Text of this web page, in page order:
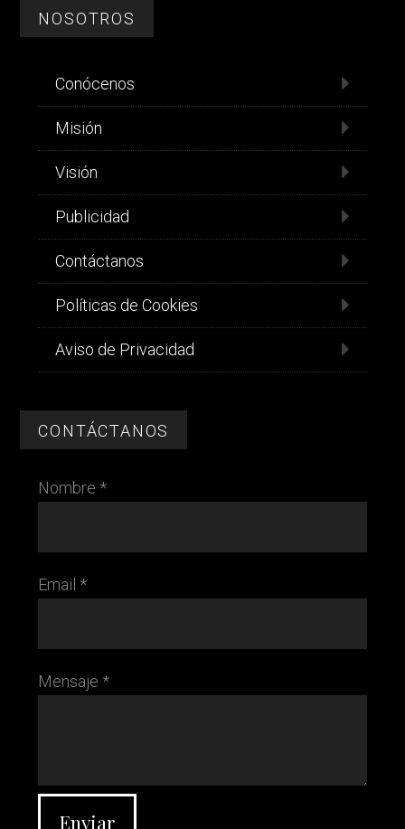
NOSOTROS
Conócenos
Misión
Visión
Publicidad
Contáctanos
Políticas de Cookies
Aviso de Privacidad
CONTÁCTANOS
Nombre *
Email *
Mensaje *